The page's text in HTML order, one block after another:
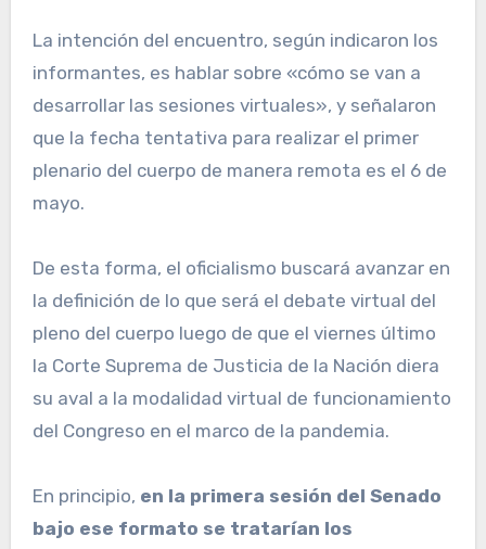
La intención del encuentro, según indicaron los
informantes, es hablar sobre «cómo se van a
desarrollar las sesiones virtuales», y señalaron
que la fecha tentativa para realizar el primer
plenario del cuerpo de manera remota es el 6 de
mayo.
De esta forma, el oficialismo buscará avanzar en
la definición de lo que será el debate virtual del
pleno del cuerpo luego de que el viernes último
la Corte Suprema de Justicia de la Nación diera
su aval a la modalidad virtual de funcionamiento
del Congreso en el marco de la pandemia.
En principio, en la primera sesión del Senado
bajo ese formato se tratarían los